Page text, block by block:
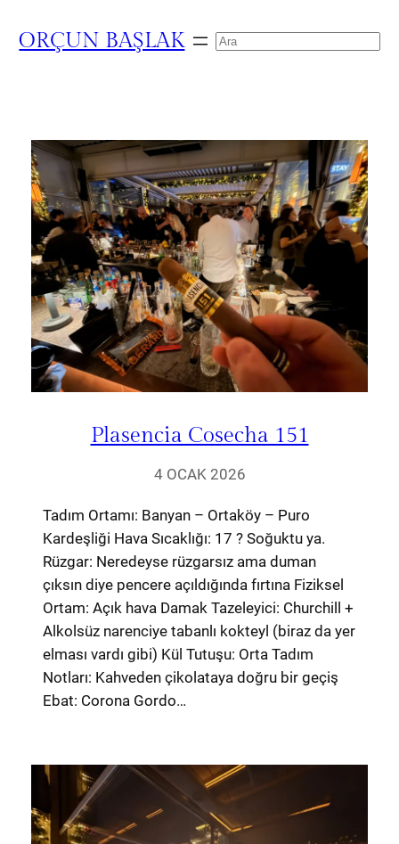
ORÇUN BAŞLAK Search
Plasencia Cosecha 151
4 OCAK 2026
Tadım Ortamı: Banyan – Ortaköy – Puro
Kardeşliği Hava Sıcaklığı: 17 ? Soğuktu ya.
Rüzgar: Neredeyse rüzgarsız ama duman
çıksın diye pencere açıldığında fırtına Fiziksel
Ortam: Açık hava Damak Tazeleyici: Churchill +
Alkolsüz narenciye tabanlı kokteyl (biraz da yer
elması vardı gibi) Kül Tutuşu: Orta Tadım
Notları: Kahveden çikolataya doğru bir geçiş
Ebat: Corona Gordo…